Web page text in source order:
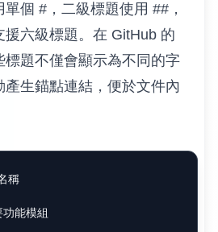
個 #，二級標題使用 ##，
援六級標題。在 GitHub 的
標題不僅會顯示為不同的字
產生錨點連結，便於文件內
稱
能模組